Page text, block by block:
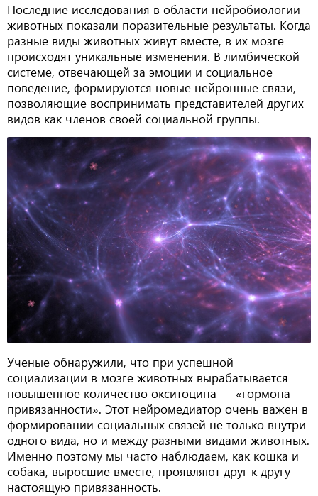
Последние исследования в области нейробиологии
животных показали поразительные результаты. Когда
разные виды животных живут вместе, в их мозге
происходят уникальные изменения. В лимбической
системе, отвечающей за эмоции и социальное
поведение, формируются новые нейронные связи,
позволяющие воспринимать представителей других
видов как членов своей социальной группы.
Ученые обнаружили, что при успешной
социализации в мозге животных вырабатывается
повышенное количество окситоцина — «гормона
привязанности». Этот нейромедиатор очень важен в
формировании социальных связей не только внутри
одного вида, но и между разными видами животных.
Именно поэтому мы часто наблюдаем, как кошка и
собака, выросшие вместе, проявляют друг к другу
настоящую привязанность.